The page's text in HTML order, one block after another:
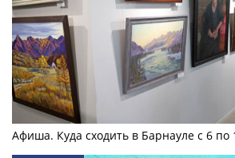
Афиша. Куда сходить в Барнауле с 6 по